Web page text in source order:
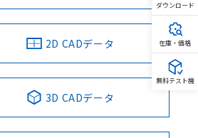
2D CADデータ
3D CADデータ
ダウンロード
在庫・価格
無料テスト機